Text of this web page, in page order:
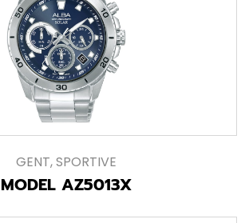
GENT,SPORTIVE
MODEL AZ5013X